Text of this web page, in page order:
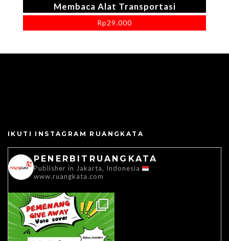
Membaca Alat Transportasi
Rp29.000
IKUTI INSTAGRAM RUANGKATA
PENERBITRUANGKATA
Publisher in Jakarta, Indonesia
www.ruangkata.com